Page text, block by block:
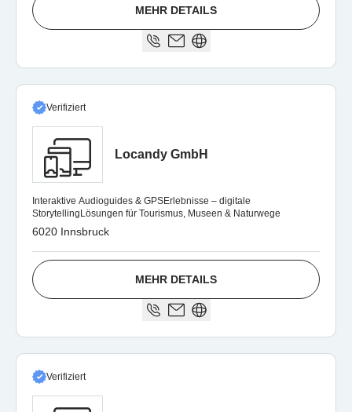
MEHR DETAILS
Verifiziert
Locandy GmbH
Interaktive Audioguides & GPSErlebnisse – digitale
StorytellingLösungen für Tourismus, Museen & Naturwege
6020 Innsbruck
MEHR DETAILS
Verifiziert